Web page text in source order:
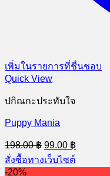
เพิ่มในรายการที่ชื่นชอบ
Quick View
ปกิณกะประทับใจ
Puppy Mania
198.00฿ Original
price
was:
99.00 ฿
price
สั่งซื้อทางเว็บไซต์
-20%